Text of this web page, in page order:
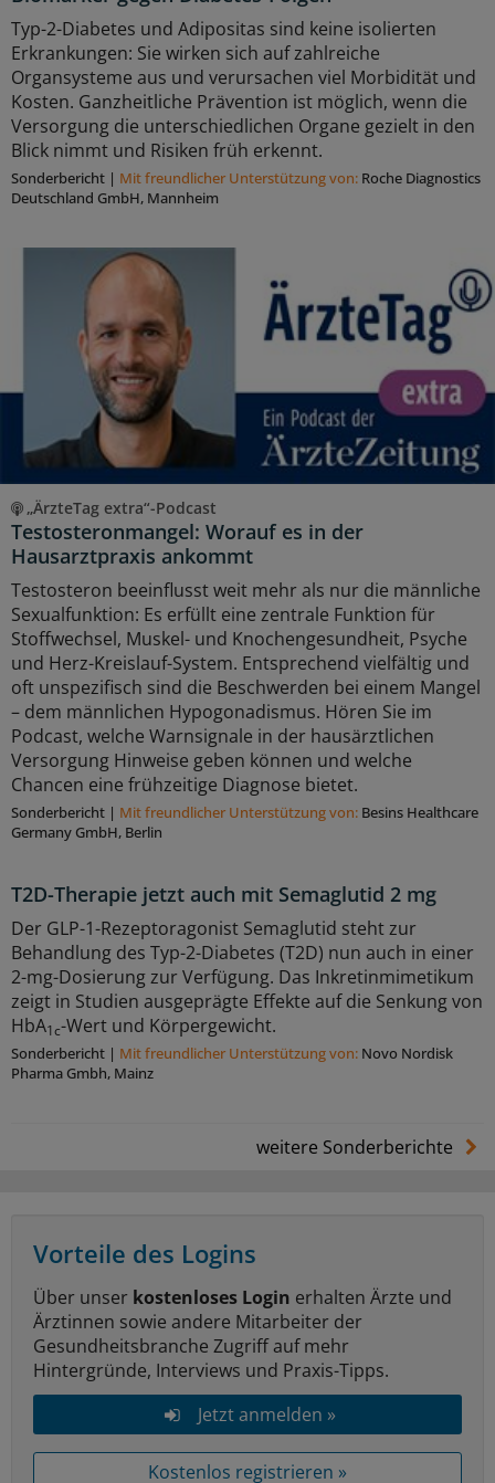
Typ-2-Diabetes und Adipositas sind keine isolierten
Erkrankungen: Sie wirken sich auf zahlreiche
Organsysteme aus und verursachen viel Morbidität und
Kosten. Ganzheitliche Prävention ist möglich, wenn die
Versorgung die unterschiedlichen Organe gezielt in den
Blick nimmt und Risiken früh erkennt.
Sonderbericht | Mit freundlicher Unterstützung von: Roche Diagnostics
Deutschland GmbH, Mannheim
„ÄrzteTag extra“-Podcast
Testosteronmangel: Worauf es in der
Hausarztpraxis ankommt
Testosteron beeinflusst weit mehr als nur die männliche
Sexualfunktion: Es erfüllt eine zentrale Funktion für
Stoffwechsel, Muskel- und Knochengesundheit, Psyche
und Herz-Kreislauf-System. Entsprechend vielfältig und
oft unspezifisch sind die Beschwerden bei einem Mangel
– dem männlichen Hypogonadismus. Hören Sie im
Podcast, welche Warnsignale in der hausärztlichen
Versorgung Hinweise geben können und welche
Chancen eine frühzeitige Diagnose bietet.
Sonderbericht | Mit freundlicher Unterstützung von: Besins Healthcare
Germany GmbH, Berlin
T2D-Therapie jetzt auch mit Semaglutid 2 mg
Der GLP-1-Rezeptoragonist Semaglutid steht zur
Behandlung des Typ-2-Diabetes (T2D) nun auch in einer
2-mg-Dosierung zur Verfügung. Das Inkretinmimetikum
zeigt in Studien ausgeprägte Effekte auf die Senkung von
HbA1c-Wert und Körpergewicht.
Sonderbericht | Mit freundlicher Unterstützung von: Novo Nordisk
Pharma Gmbh, Mainz
weitere Sonderberichte
Vorteile des Logins
Über unser kostenloses Login erhalten Ärzte und
Ärztinnen sowie andere Mitarbeiter der
Gesundheitsbranche Zugriff auf mehr
Hintergründe, Interviews und Praxis-Tipps.
Jetzt anmelden »
Kostenlos registrieren »